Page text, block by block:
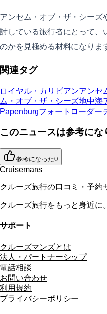
アンセム・オブ・ザ・シーズ
討している旅行者にとって、
のかを見極める材料になりま
関連タグ
ロイヤル・カリビアンアンセ
ム・オブ・ザ・シーズ地中海
Papenburgフォートローダー
このニュースは参考にな
参考になった0
Cruisemans
クルーズ旅行の口コミ・予約
クルーズ旅行をもっと身近に。
サポート
クルーズマンズとは
法人・パートナーシップ
電話相談
お問い合わせ
利用規約
プライバシーポリシー